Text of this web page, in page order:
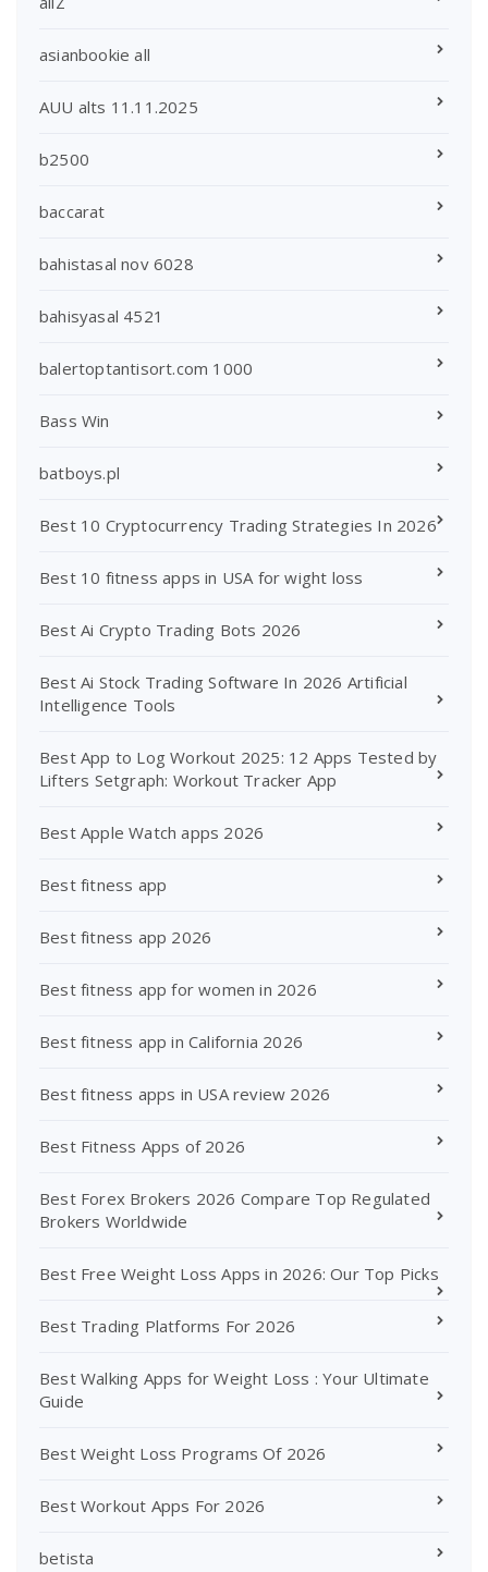
asianbookie all
AUU alts 11.11.2025
b2500
baccarat
bahistasal nov 6028
bahisyasal 4521
balertoptantisort.com 1000
Bass Win
batboys.pl
Best 10 Cryptocurrency Trading Strategies In 2026
Best 10 fitness apps in USA for wight loss
Best Ai Crypto Trading Bots 2026
Best Ai Stock Trading Software In 2026 Artificial
Intelligence Tools
Best App to Log Workout 2025: 12 Apps Tested by
Lifters Setgraph: Workout Tracker App
Best Apple Watch apps 2026
Best fitness app
Best fitness app 2026
Best fitness app for women in 2026
Best fitness app in California 2026
Best fitness apps in USA review 2026
Best Fitness Apps of 2026
Best Forex Brokers 2026 Compare Top Regulated
Brokers Worldwide
Best Free Weight Loss Apps in 2026: Our Top Picks
Best Trading Platforms For 2026
Best Walking Apps for Weight Loss : Your Ultimate
Guide
Best Weight Loss Programs Of 2026
Best Workout Apps For 2026
betista